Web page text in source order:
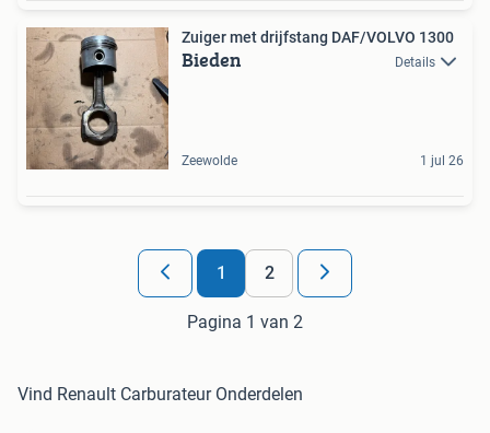
Zuiger met drijfstang DAF/VOLVO 1300
Bieden Details
Zeewolde 1 jul 26
1 2
Pagina 1 van 2
Vind Renault Carburateur Onderdelen